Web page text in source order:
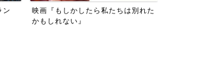
た
『劇場版 美しい彼～eternal～』